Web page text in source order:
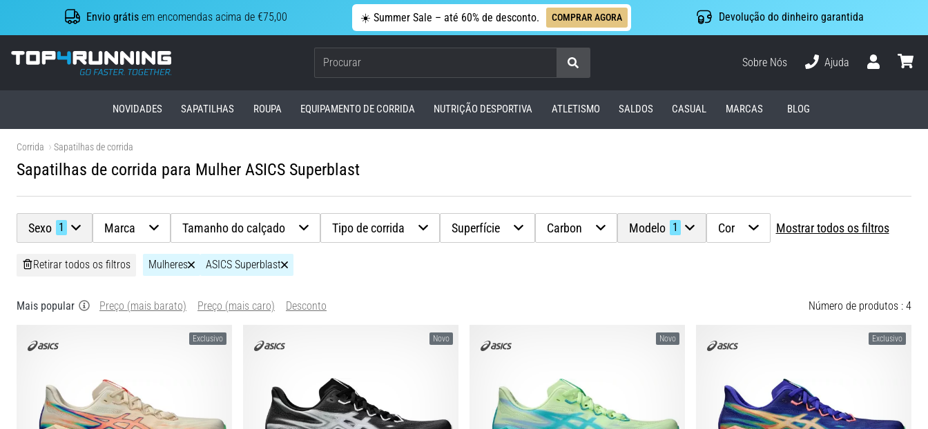
Envio grátis em encomendas acima de €75,00 ☀️ Summer Sale – até 60% de desconto. COMPRAR AGORA Devolução do dinheiro garantida
Top4Running.pt
Procurar
Sobre Nós
Ajuda
NOVIDADES SAPATILHAS ROUPA EQUIPAMENTO DE CORRIDA NUTRIÇÃO DESPORTIVA ATLETISMO SALDOS CASUAL MARCAS BLOG
Corrida Sapatilhas de corrida
Sapatilhas de corrida para Mulher ASICS Superblast
Sexo 1 Marca Tamanho do calçado Tipo de corrida Superfície Carbon Modelo 1 Cor Mostrar todos os filtros
Retirar todos os filtros Mulheres ASICS Superblast
Mais popular Preço (mais barato) Preço (mais caro) Desconto Número de produtos : 4
Exclusivo Novo Novo Exclusivo